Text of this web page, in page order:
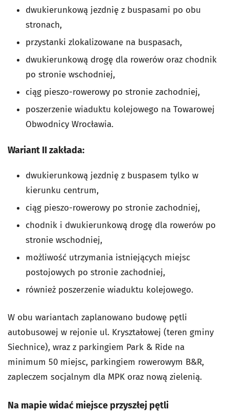
dwukierunkową jezdnię z buspasami po obu
stronach,
przystanki zlokalizowane na buspasach,
dwukierunkową drogę dla rowerów oraz chodnik
po stronie wschodniej,
ciąg pieszo-rowerowy po stronie zachodniej,
poszerzenie wiaduktu kolejowego na Towarowej
Obwodnicy Wrocławia.
Wariant II zakłada:
dwukierunkową jezdnię z buspasem tylko w
kierunku centrum,
ciąg pieszo-rowerowy po stronie zachodniej,
chodnik i dwukierunkową drogę dla rowerów po
stronie wschodniej,
możliwość utrzymania istniejących miejsc
postojowych po stronie zachodniej,
również poszerzenie wiaduktu kolejowego.
W obu wariantach zaplanowano budowę pętli
autobusowej w rejonie ul. Kryształowej (teren gminy
Siechnice), wraz z parkingiem Park & Ride na
minimum 50 miejsc, parkingiem rowerowym B&R,
zapleczem socjalnym dla MPK oraz nową zielenią.
Na mapie widać miejsce przyszłej pętli